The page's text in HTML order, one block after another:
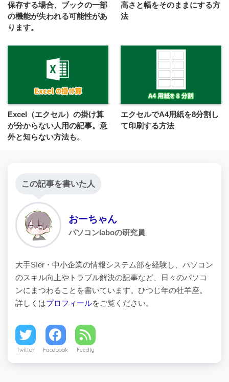
保存する場合、ブックの一部
の機能が失われる可能性があ
ります。
高さと幅をそのままにする方
法
Excel（エクセル）の掛け算
が分からない人用の記事。意
外と知らない方法も。
エクセルでA4用紙を8分割し
て印刷する方法
この記事を書いた人
おーちゃん
パソコンlaboの研究員
大手SIer・中小企業の情報システム部を経験し、パソコン
のスキル向上やトラブル解決の記事など、日々のパソコ
ンにまつわることを書いています。ひつじ年の牡羊座。
詳しくはプロフィールをご覧ください。
Twitter Facebook Feedly